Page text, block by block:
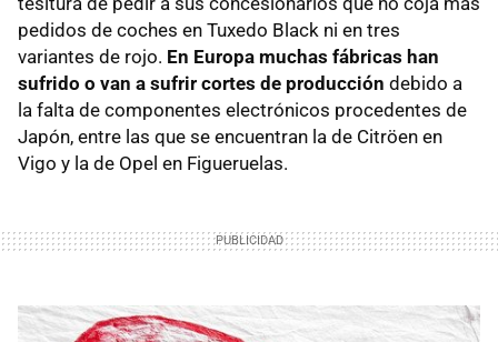
pedidos de coches en Tuxedo Black ni en tres
variantes de rojo. En Europa muchas fábricas han
sufrido o van a sufrir cortes de producción debido a
la falta de componentes electrónicos procedentes de
Japón, entre las que se encuentran la de Citröen en
Vigo y la de Opel en Figueruelas.